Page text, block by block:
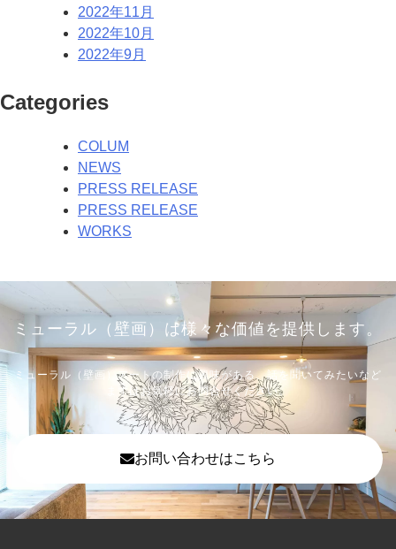
2022年11月
2022年10月
2022年9月
Categories
COLUM
NEWS
PRESS RELEASE
PRESS RELEASE
WORKS
ミューラル（壁画）は様々な価値を提供します。
ミューラル（壁画）アートの制作に興味がある、話を聞いてみたいなど
まずはお気軽にお問合せください。
お問い合わせはこちら